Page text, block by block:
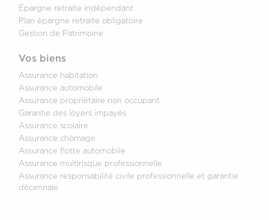
Épargne retraite indépendant
Plan épargne retraite obligatoire
Gestion de Patrimoine
Vos biens
Assurance habitation
Assurance automobile
Assurance propriétaire non occupant
Garantie des loyers impayés
Assurance scolaire
Assurance chômage
Assurance flotte automobile
Assurance multirisque professionnelle
Assurance responsabilité civile professionnelle et garantie
décennale